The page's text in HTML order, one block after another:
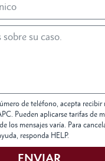
de teléfono, acepta recibir
Pueden aplicarse tarifas de
los mensajes varía. Para
responda HELP.